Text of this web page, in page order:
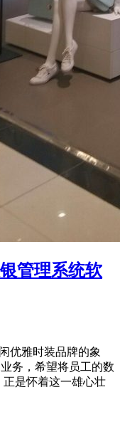
管理系统软
优雅时装品牌的象
务，希望将员工的数
是怀着这一雄心壮